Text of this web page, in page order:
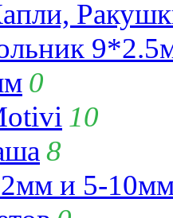
0
10
8
и 5-